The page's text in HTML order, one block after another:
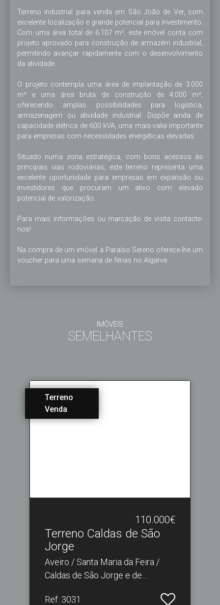
Terreno industrial para venda em São João de Ver, com
excelente localização e grande potencial para investimento.
Com uma área total de 6.107 m², este imóvel conta com
projeto aprovado para construção de armazém industrial,
permitindo avançar rapidamente com o desenvolvimento
da atividade.
O projeto contempla uma área de implantação de 3.000
m² e uma área bruta de construção de 4.000 m²,
oferecendo amplas possibilidades para logística,
armazenagem ou atividade industrial. Dispõe ainda de
capacidade elétrica de 600 kVA, uma mais-valia importante
para empresas com necessidades energéticas elevadas.
Situado numa zona estratégica, com bons acessos às
principais vias rodoviárias, este terreno representa uma
excelente oportunidade para empresas em expansão ou
investidores que procuram um ativo com elevado
potencial de valorização.
Para mais informações ou marcação de visita contacte-
nos!
Na compra de um imóvel a Paraíso Sereno oferece-lhe um
voucher para uma semana de férias no Algarve.
IMÓVEIS
SEMELHANTES
Terreno
Venda
110.000€
Terreno Caldas de São
Jorge
Aveiro / Santa Maria da Feira /
Caldas de São Jorge e de
Ref: 3031